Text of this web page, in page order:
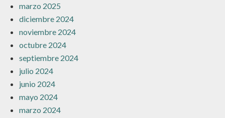
marzo 2025
diciembre 2024
noviembre 2024
octubre 2024
septiembre 2024
julio 2024
junio 2024
mayo 2024
marzo 2024